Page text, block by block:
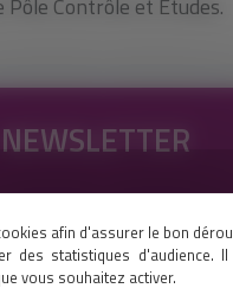
afin d'assurer le bon
des statistiques d'audience.
vous souhaitez activer.
Contrôle et Etudes.
NEWSLETTER
des nos dernières
en vous abonnant à